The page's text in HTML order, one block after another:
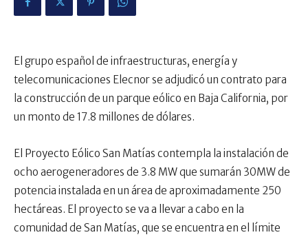
El grupo español de infraestructuras, energía y
telecomunicaciones Elecnor se adjudicó un contrato para
la construcción de un parque eólico en Baja California, por
un monto de 17.8 millones de dólares.
El Proyecto Eólico San Matías contempla la instalación de
ocho aerogeneradores de 3.8 MW que sumarán 30MW de
potencia instalada en un área de aproximadamente 250
hectáreas. El proyecto se va a llevar a cabo en la
comunidad de San Matías, que se encuentra en el límite